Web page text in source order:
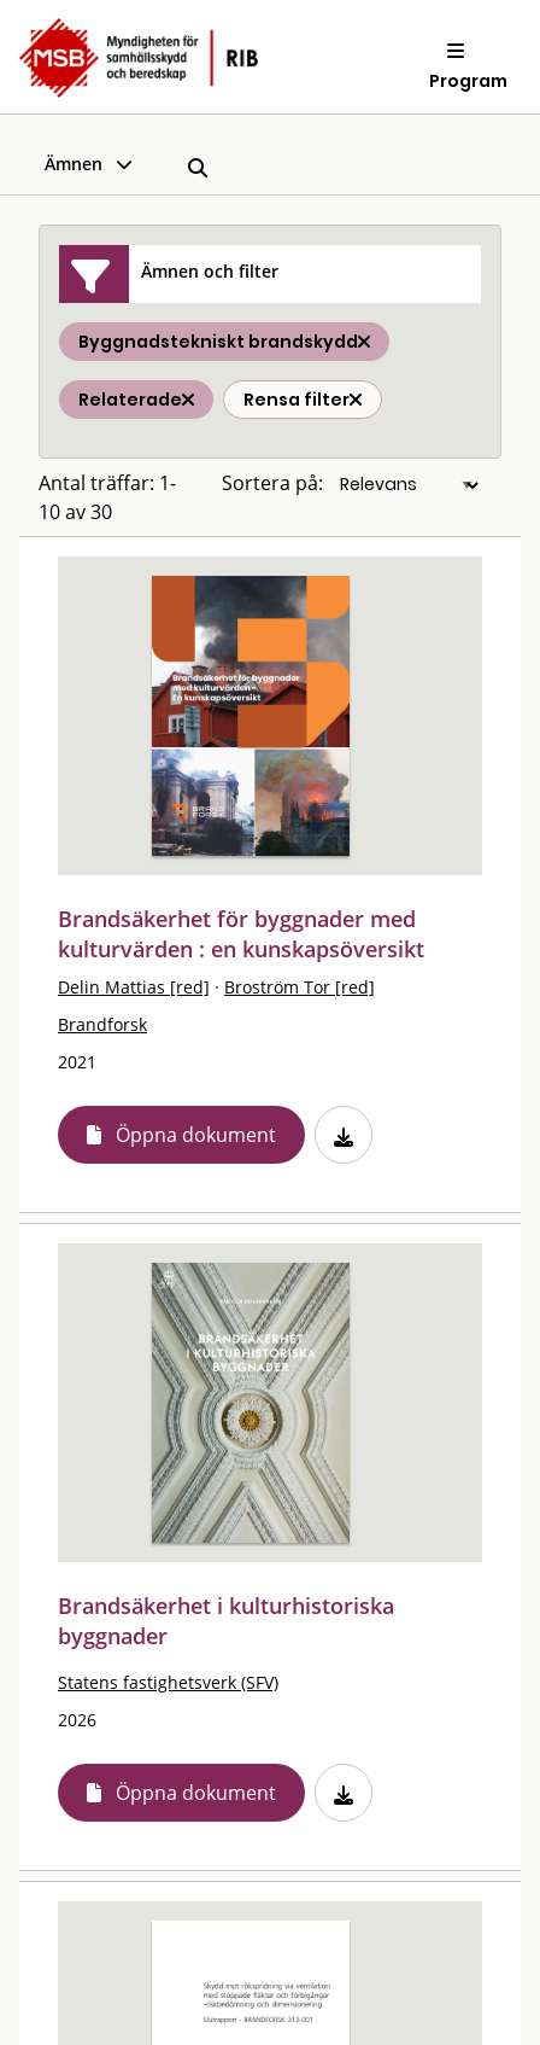
Program
Ämnen
Ämnen och filter
Byggnadstekniskt brandskydd
Relaterade Rensa filter
Antal träffar: 1-
10 av 30
Sortera på:
Brandsäkerhet för byggnader med
kulturvärden : en kunskapsöversikt
Delin Mattias [red] · Broström Tor [red]
Brandforsk
2021
Öppna dokument
Brandsäkerhet i kulturhistoriska
byggnader
Statens fastighetsverk (SFV)
2026
Öppna dokument